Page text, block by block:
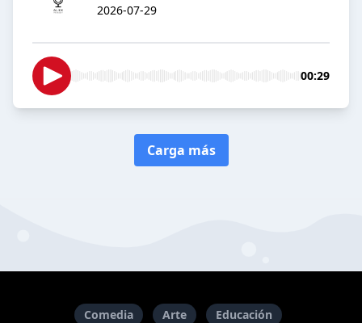
2026-07-29
00:29
Carga más
Comedia Arte
Educación